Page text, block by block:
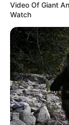
Video Of Giant
Watch